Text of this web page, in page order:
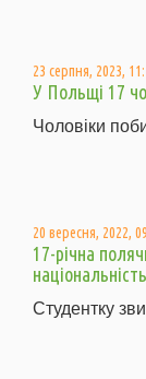
23 серпня, 2023,
У Польщі 17
Чоловіки
20 вересня, 2022,
17-річна
національність
Студентку